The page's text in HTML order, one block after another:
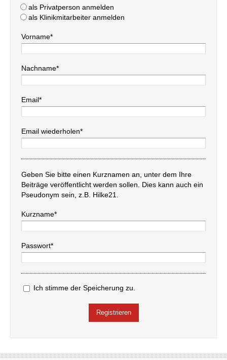
als Privatperson anmelden
als Klinikmitarbeiter anmelden
Vorname*
Nachname*
Email*
Email wiederholen*
Geben Sie bitte einen Kurznamen an, unter dem Ihre
Beiträge veröffentlicht werden sollen. Dies kann auch ein
Pseudonym sein, z.B. Hilke21.
Kurzname*
Passwort*
Ich stimme der Speicherung zu.